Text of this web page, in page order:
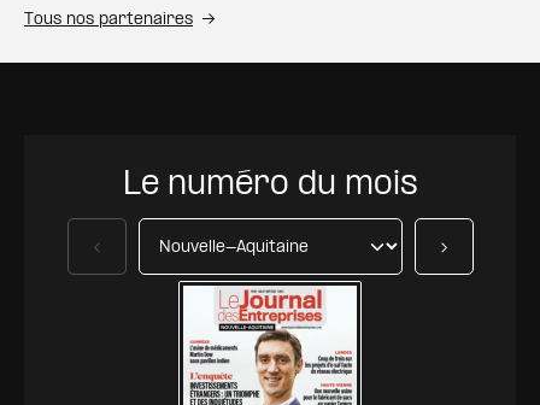
Tous nos partenaires
Le numéro du mois
Précédent Suivant